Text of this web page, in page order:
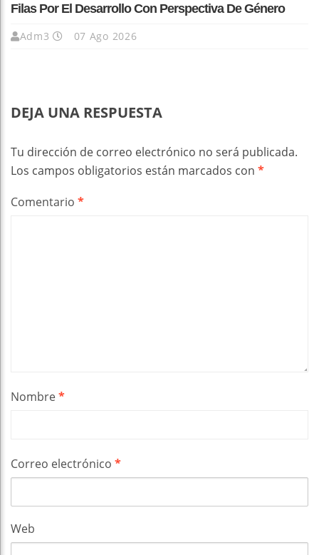
Filas Por El Desarrollo Con Perspectiva De Género
Adm3 07 Ago 2026
DEJA UNA RESPUESTA
Tu dirección de correo electrónico no será publicada.
Los campos obligatorios están marcados con *
Comentario *
Nombre*
Correo electrónico *
Web